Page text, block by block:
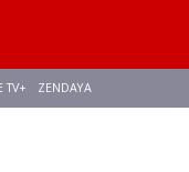
TV+ ZENDAYA